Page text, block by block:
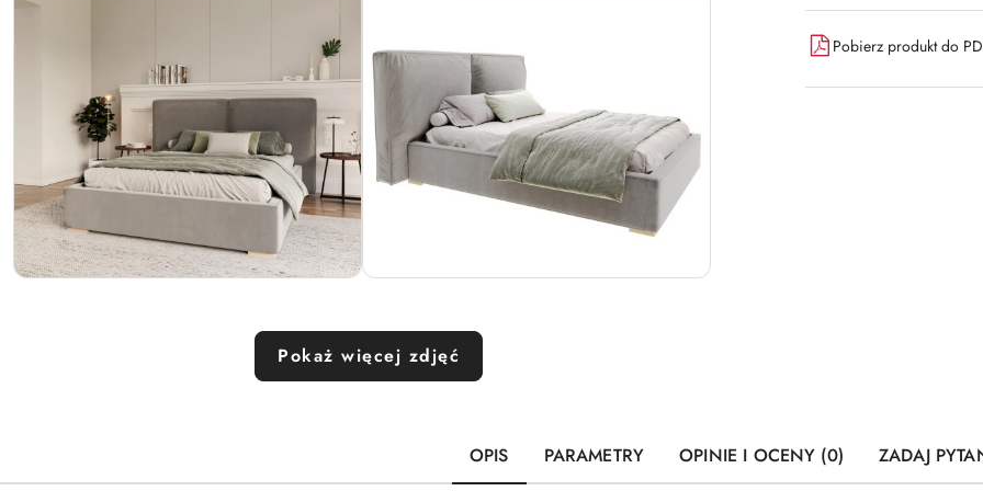
Pokaż więcej zdjęć
dostawa
Pobierz produkt do
OPIS PARAMETRY OPINIE I OCENY (0) ZADAJ